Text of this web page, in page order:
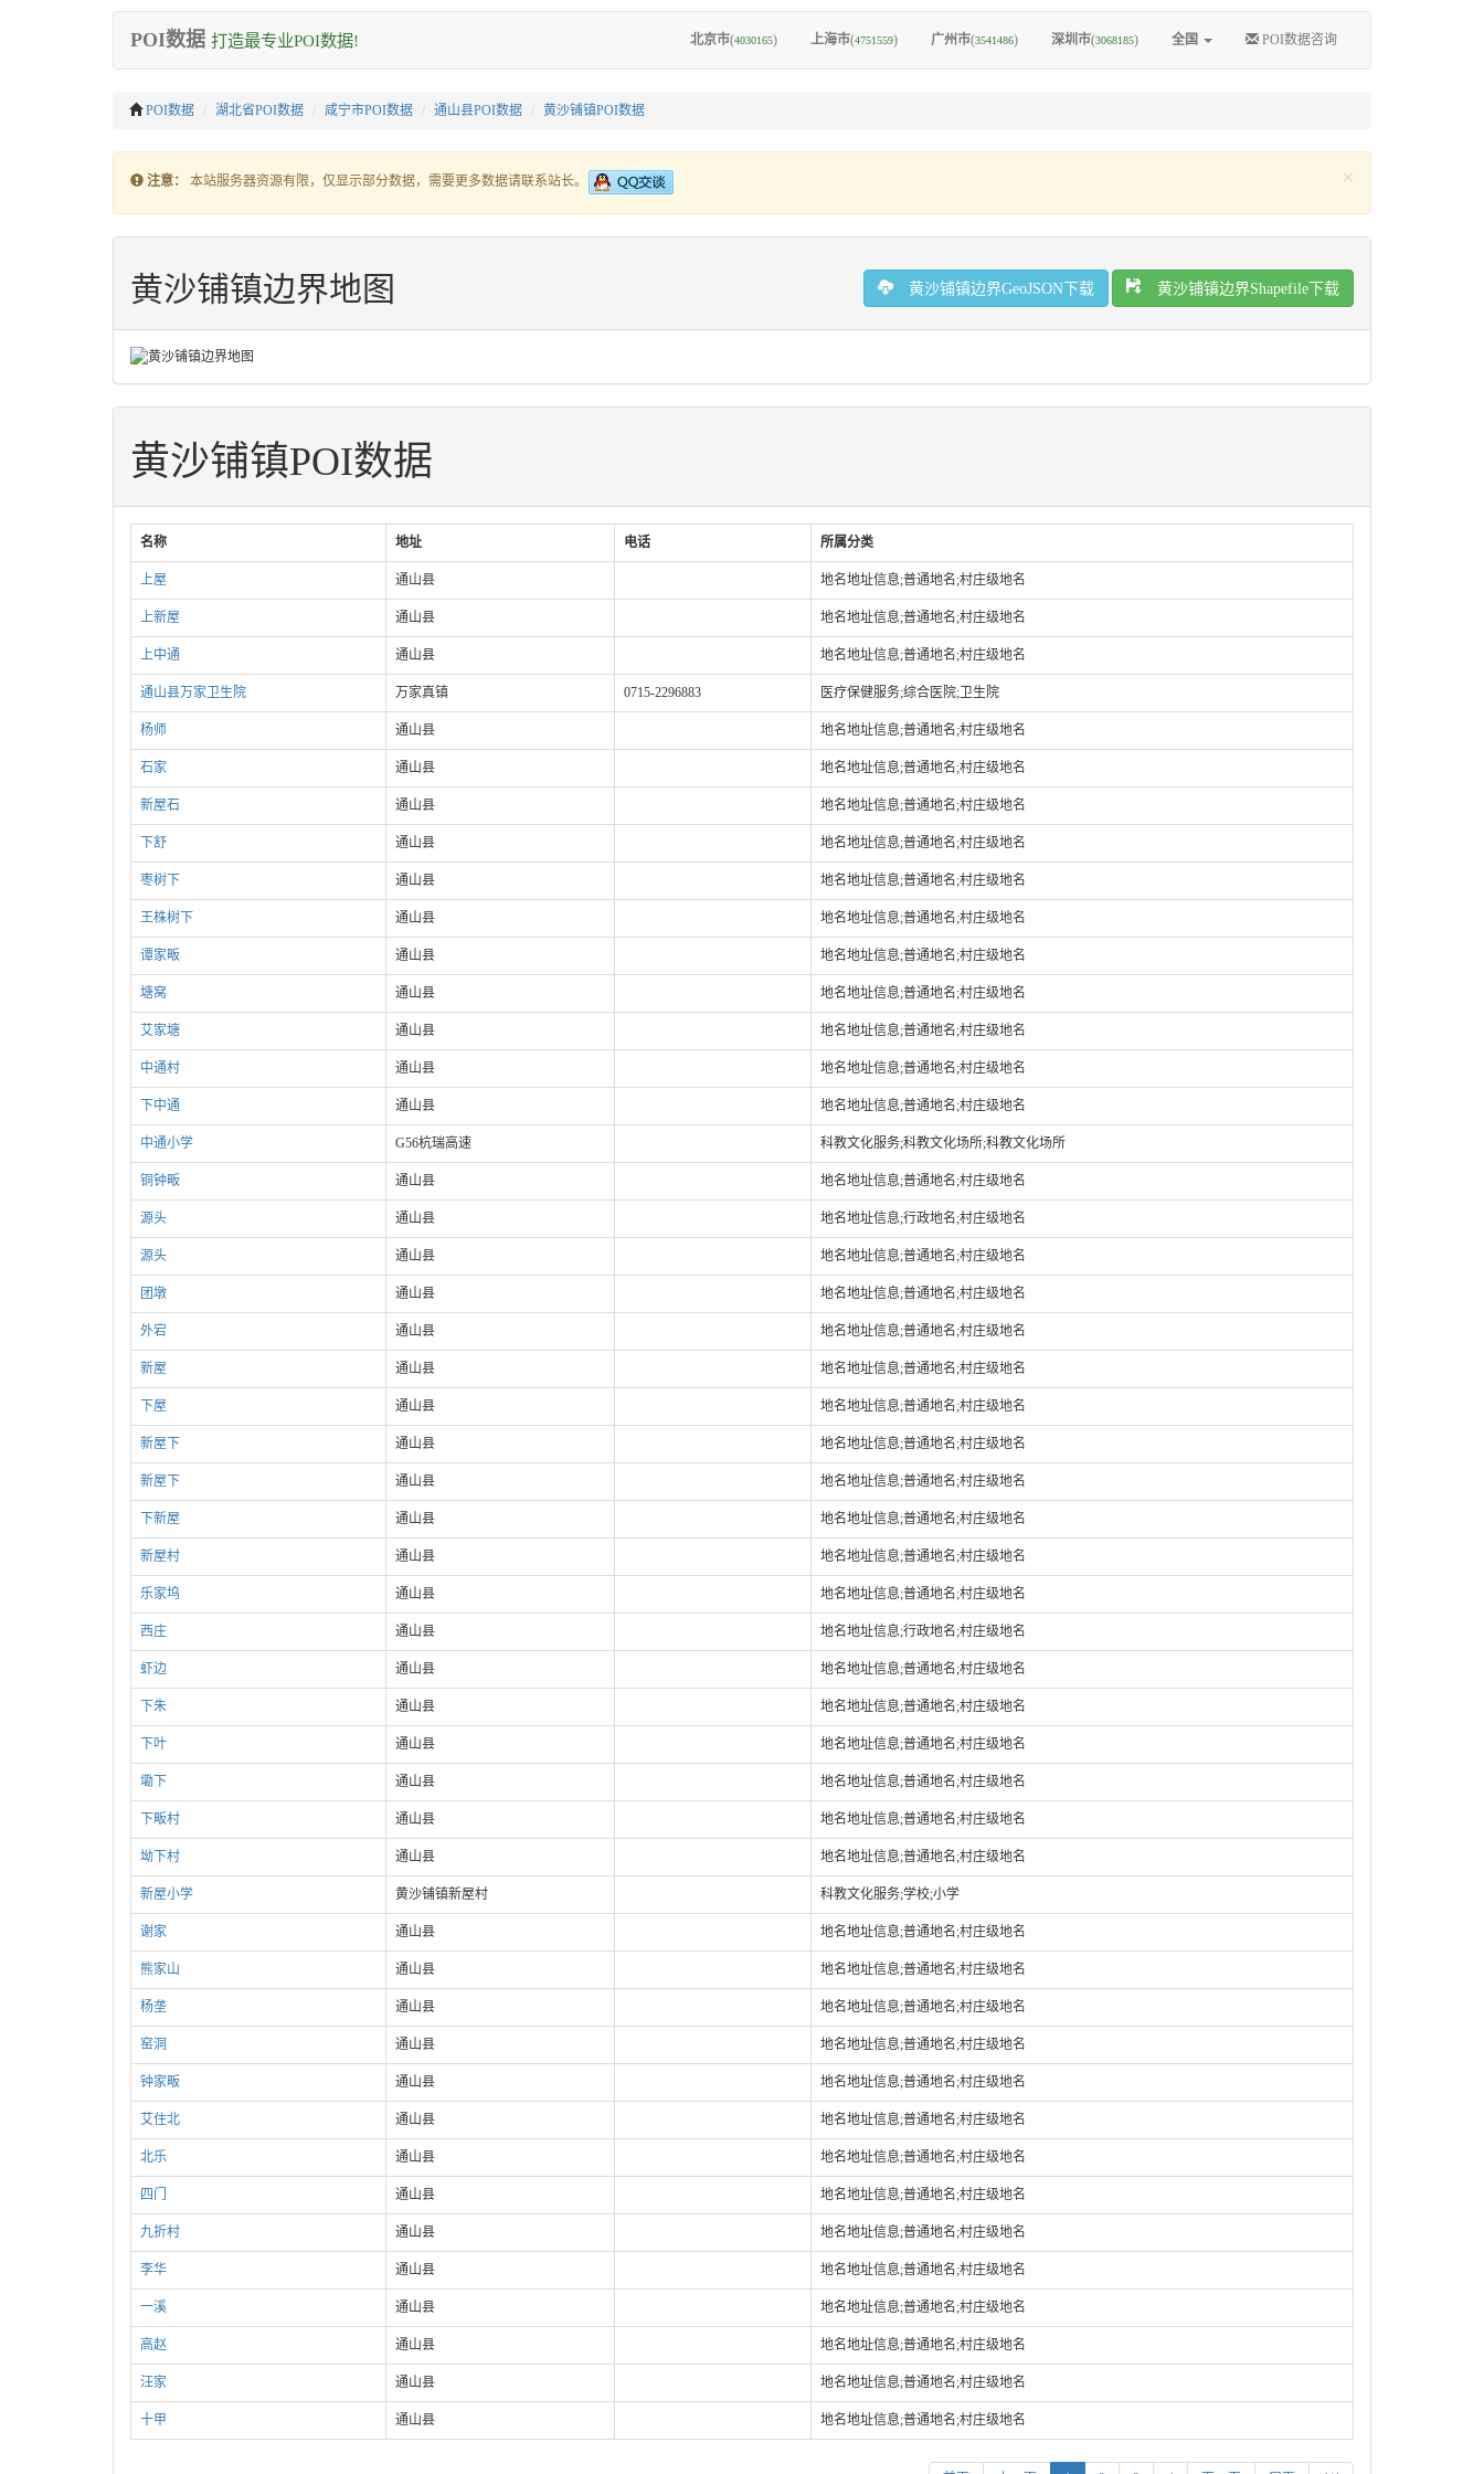
POI数据 打造最专业POI数据! 北京市(4030165) 上海市(4751559) 广州市(3541486) 深圳市(3068185) 全国 POI数据咨询
POI数据 湖北省POI数据 咸宁市POI数据 通山县POI数据 黄沙铺镇POI数据
×
注意： 本站服务器资源有限，仅显示部分数据，需要更多数据请联系站长。
黄沙铺镇边界地图 黄沙铺镇边界GeoJSON下载 黄沙铺镇边界Shapefile下载
黄沙铺镇POI数据
名称 地址 电话 所属分类
上屋 通山县 地名地址信息;普通地名;村庄级地名
上新屋 通山县 地名地址信息;普通地名;村庄级地名
上中通 通山县 地名地址信息;普通地名;村庄级地名
通山县万家卫生院 万家真镇 0715-2296883 医疗保健服务;综合医院;卫生院
杨师 通山县 地名地址信息;普通地名;村庄级地名
石家 通山县 地名地址信息;普通地名;村庄级地名
新屋石 通山县 地名地址信息;普通地名;村庄级地名
下舒 通山县 地名地址信息;普通地名;村庄级地名
枣树下 通山县 地名地址信息;普通地名;村庄级地名
王株树下 通山县 地名地址信息;普通地名;村庄级地名
谭家畈 通山县 地名地址信息;普通地名;村庄级地名
塘窝 通山县 地名地址信息;普通地名;村庄级地名
艾家塘 通山县 地名地址信息;普通地名;村庄级地名
中通村 通山县 地名地址信息;普通地名;村庄级地名
下中通 通山县 地名地址信息;普通地名;村庄级地名
中通小学 G56杭瑞高速 科教文化服务;科教文化场所;科教文化场所
铜钟畈 通山县 地名地址信息;普通地名;村庄级地名
源头 通山县 地名地址信息;行政地名;村庄级地名
源头 通山县 地名地址信息;普通地名;村庄级地名
团墩 通山县 地名地址信息;普通地名;村庄级地名
外宕 通山县 地名地址信息;普通地名;村庄级地名
新屋 通山县 地名地址信息;普通地名;村庄级地名
下屋 通山县 地名地址信息;普通地名;村庄级地名
新屋下 通山县 地名地址信息;普通地名;村庄级地名
新屋下 通山县 地名地址信息;普通地名;村庄级地名
下新屋 通山县 地名地址信息;普通地名;村庄级地名
新屋村 通山县 地名地址信息;普通地名;村庄级地名
乐家坞 通山县 地名地址信息;普通地名;村庄级地名
西庄 通山县 地名地址信息;行政地名;村庄级地名
虾边 通山县 地名地址信息;普通地名;村庄级地名
下朱 通山县 地名地址信息;普通地名;村庄级地名
下叶 通山县 地名地址信息;普通地名;村庄级地名
墈下 通山县 地名地址信息;普通地名;村庄级地名
下畈村 通山县 地名地址信息;普通地名;村庄级地名
坳下村 通山县 地名地址信息;普通地名;村庄级地名
新屋小学 黄沙铺镇新屋村 科教文化服务;学校;小学
谢家 通山县 地名地址信息;普通地名;村庄级地名
熊家山 通山县 地名地址信息;普通地名;村庄级地名
杨垄 通山县 地名地址信息;普通地名;村庄级地名
窑洞 通山县 地名地址信息;普通地名;村庄级地名
钟家畈 通山县 地名地址信息;普通地名;村庄级地名
艾住北 通山县 地名地址信息;普通地名;村庄级地名
北乐 通山县 地名地址信息;普通地名;村庄级地名
四门 通山县 地名地址信息;普通地名;村庄级地名
九折村 通山县 地名地址信息;普通地名;村庄级地名
李华 通山县 地名地址信息;普通地名;村庄级地名
一溪 通山县 地名地址信息;普通地名;村庄级地名
高赵 通山县 地名地址信息;普通地名;村庄级地名
汪家 通山县 地名地址信息;普通地名;村庄级地名
十甲 通山县 地名地址信息;普通地名;村庄级地名